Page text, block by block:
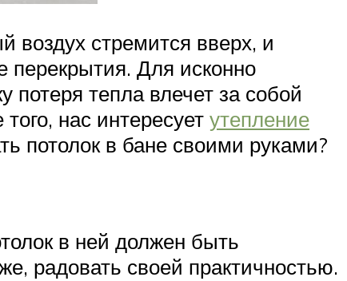
воздух стремится вверх, и
перекрытия. Для исконно
потеря тепла влечет за собой
нас интересует утепление
потолок в бане своими руками?
в ней должен быть
радовать своей практичностью.